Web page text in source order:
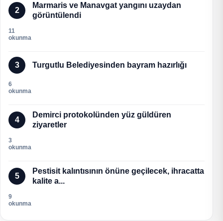
2
Marmaris ve Manavgat yangını uzaydan
görüntülendi
11
okunma
3 Turgutlu Belediyesinden bayram hazırlığı
6
okunma
4
Demirci protokolünden yüz güldüren
ziyaretler
3
okunma
5
Pestisit kalıntısının önüne geçilecek, ihracatta
kalite a...
9
okunma